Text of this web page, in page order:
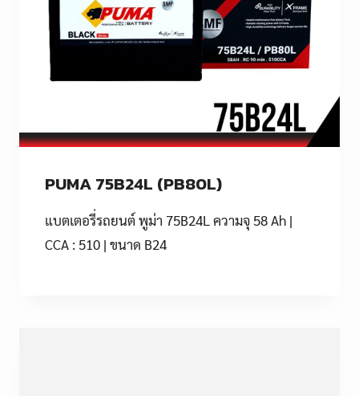
PUMA 75B24L (PB80L)
แบตเตอรี่รถยนต์ พูม่า 75B24L ความจุ 58 Ah |
CCA : 510 | ขนาด B24